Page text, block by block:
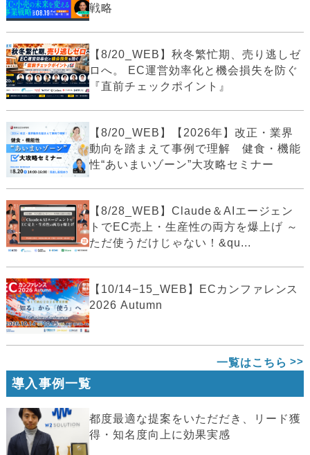
戦略
【8/20_WEB】秋冬繁忙期、売り逃しゼ
ロへ。 EC運営効率化と機会損失を防ぐ
『直前チェックポイント』
【8/20_WEB】【2026年】改正・業界
動向を踏まえて事例で理解 健食・機能
性“あいまいゾーン”大攻略セミナー
【8/28_WEB】Claude＆AIエージェン
トでEC売上・生産性の両方を爆上げ ～
ただ使うだけじゃない！&qu...
【10/14−15_WEB】ECカンファレンス
2026 Autumn
一覧はこちら
導入事例一覧
都度最適な提案をいただだき、リード獲
得・知名度向上に効果実感